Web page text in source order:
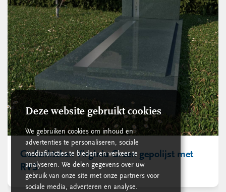
Gedenkteken Virginia Green gepolijst met
RVS
Deze website gebruikt cookies
We gebruiken cookies om inhoud en
advertenties te personaliseren, sociale
mediafuncties te bieden en verkeer te
analyseren. We delen gegevens over uw
gebruik van onze site met onze partners voor
sociale media, adverteren en analyse.